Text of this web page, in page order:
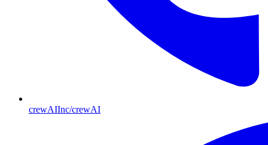
crewAIInc/crewAI